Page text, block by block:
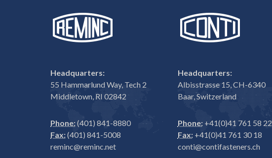
Headquarters:
55 Hammarlund Way, Tech 2
Middletown, RI 02842
Phone:(401) 841-8880
Fax:(401) 841-5008
reminc@reminc.net
Headquarters:
Albisstrasse 15, CH-6340
Baar, Switzerland
Phone:+41(0)41 761 58 22
Fax:+41(0)41 761 30 18
conti@contifasteners.ch